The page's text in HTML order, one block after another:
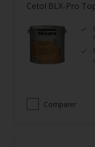
Cetol BLX-Pro
Comparer